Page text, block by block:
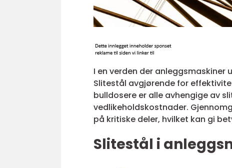
I en verden der
Slitestål avgjørende for
bulldosere er alle avhengige av
vedlikeholdskostnader.
på kritiske deler, hvilket kan gi
Slitestål i